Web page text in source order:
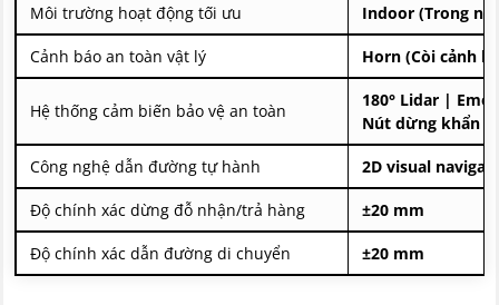
Môi trường hoạt động tối ưu Indoor (Trong
Cảnh báo an toàn vật lý Horn (Còi cảnh
Hệ thống cảm biến bảo vệ an toàn
180° Lidar |
Nút dừng khẩn
Công nghệ dẫn đường tự hành 2D visual
Độ chính xác dừng đỗ nhận/trả hàng ±20 mm
Độ chính xác dẫn đường di chuyển ±20 mm